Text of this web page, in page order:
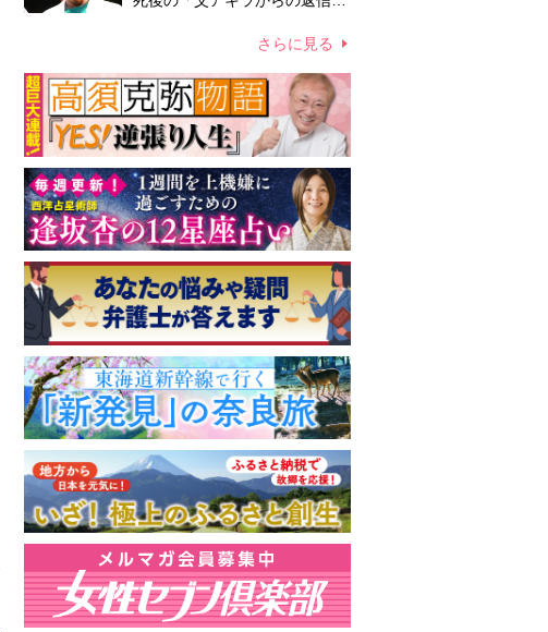
さらに見る